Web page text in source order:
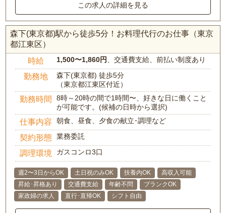
この求人の詳細を見る
森下(東京都)駅から徒歩5分！お料理代行のお仕事（東京
都江東区）
時給 1,500〜1,860円 、交通費支給、前払い制度あり
勤務地
森下(東京都) 徒歩5分
（東京都江東区付近）
勤務時間
8時～20時の間で1時間〜、好きな日に働くこと
が可能です。(候補の日時から選択)
仕事内容 朝食、昼食、夕食の献立･調理など
契約形態 業務委託
調理環境 ガスコンロ3口
週2〜3日からOK 土日祝のみOK 扶養内OK
高収入可能
昇給･昇格あり
交通費支給 年齢不問
ブランクOK
家政婦の求人
直行･直帰OK シフト自由